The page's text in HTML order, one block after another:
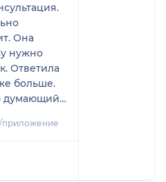
Она
нужно
Ответила
больше.
думающий
я
приложение